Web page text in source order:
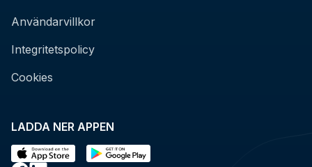
LADDA NER APPEN
Användarvillkor
Integritetspolicy
Cookies